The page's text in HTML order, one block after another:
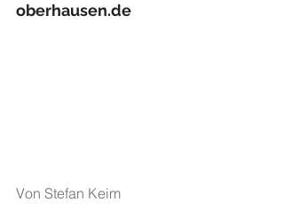
oberhausen.de
Von Stefan Keim